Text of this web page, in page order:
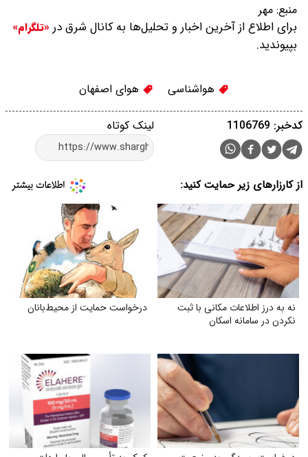
منبع: مهر
برای اطلاع از آخرین اخبار و تحلیل‌ها به کانال شرق در «تلگرام»
بپیوندید.
هواشناسی هوای اصفهان
لینک کوتاه کدخبر: 1106769
از کارزارهای زیر حمایت کنید:
نه به درز اطلاعات مکانی با ثبت
نکردن در سامانه اسکان
درخواست حمایت از محیط‌بانان